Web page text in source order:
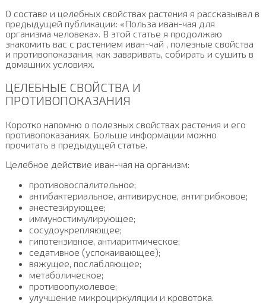
О составе и целебных свойствах растения я рассказывал в
предыдущей публикации: «Польза иван-чая для
организма человека». В этой статье я продолжаю
знакомить вас с растением иван-чай , полезные свойства
и противопоказания, как заваривать, собирать и сушить в
домашних условиях.
ЦЕЛЕБНЫЕ СВОЙСТВА И
ПРОТИВОПОКАЗАНИЯ
Коротко напомню о полезных свойствах растения и его
противопоказаниях. Больше информации можно
прочитать в предыдущей статье.
Целебное действие иван-чая на организм:
противовоспалительное;
антибактериальное, антивирусное, антигрибковое;
анестезирующее;
иммуностимулирующее;
сосудоукрепляющее;
гипотензивное, антиаритмическое;
седативное (успокаивающее);
вяжущее, послабляющее;
метаболическое;
противоопухолевое;
улучшение микроциркуляции и кровотока.